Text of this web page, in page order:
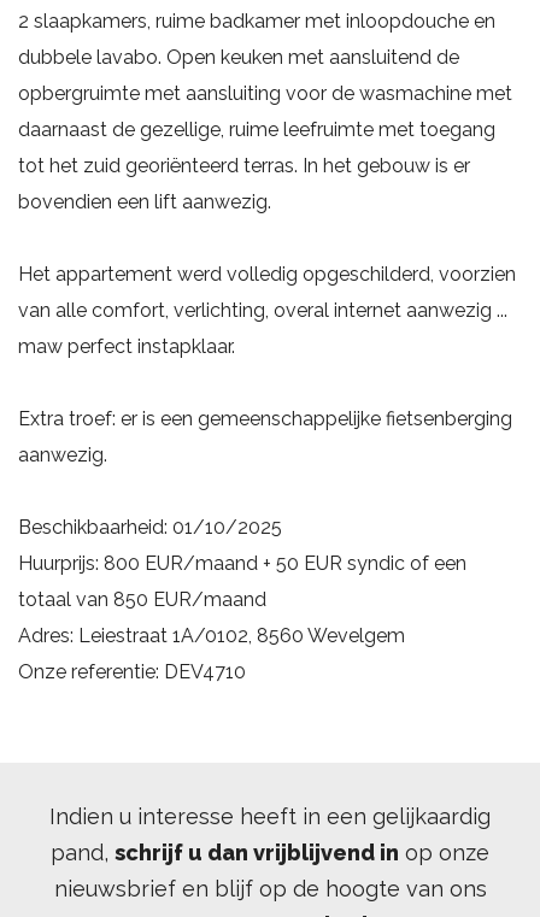
2 slaapkamers, ruime badkamer met inloopdouche en
dubbele lavabo. Open keuken met aansluitend de
opbergruimte met aansluiting voor de wasmachine met
daarnaast de gezellige, ruime leefruimte met toegang
tot het zuid georiënteerd terras. In het gebouw is er
bovendien een lift aanwezig.
Het appartement werd volledig opgeschilderd, voorzien
van alle comfort, verlichting, overal internet aanwezig ...
maw perfect instapklaar.
Extra troef: er is een gemeenschappelijke fietsenberging
aanwezig.
Beschikbaarheid: 01/10/2025
Huurprijs: 800 EUR/maand + 50 EUR syndic of een
totaal van 850 EUR/maand
Adres: Leiestraat 1A/0102, 8560 Wevelgem
Onze referentie: DEV4710
Indien u interesse heeft in een gelijkaardig
pand, schrijf u dan vrijblijvend in op onze
nieuwsbrief en blijf op de hoogte van ons